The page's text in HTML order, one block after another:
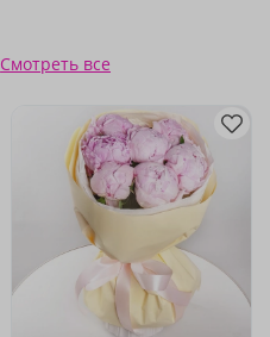
Смотреть все